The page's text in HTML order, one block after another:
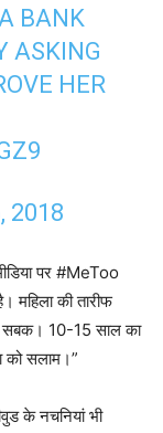
BANK
ASKING
HER
2018
पर #MeToo
महिला की तारीफ
सबक। 10-15 साल का
को सलाम।”
के नचनियां भी